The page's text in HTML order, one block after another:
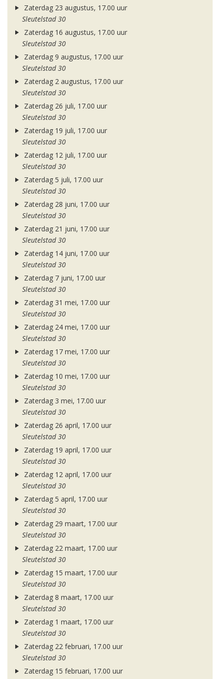
Zaterdag 23 augustus, 17.00 uur
Sleutelstad 30
Zaterdag 16 augustus, 17.00 uur
Sleutelstad 30
Zaterdag 9 augustus, 17.00 uur
Sleutelstad 30
Zaterdag 2 augustus, 17.00 uur
Sleutelstad 30
Zaterdag 26 juli, 17.00 uur
Sleutelstad 30
Zaterdag 19 juli, 17.00 uur
Sleutelstad 30
Zaterdag 12 juli, 17.00 uur
Sleutelstad 30
Zaterdag 5 juli, 17.00 uur
Sleutelstad 30
Zaterdag 28 juni, 17.00 uur
Sleutelstad 30
Zaterdag 21 juni, 17.00 uur
Sleutelstad 30
Zaterdag 14 juni, 17.00 uur
Sleutelstad 30
Zaterdag 7 juni, 17.00 uur
Sleutelstad 30
Zaterdag 31 mei, 17.00 uur
Sleutelstad 30
Zaterdag 24 mei, 17.00 uur
Sleutelstad 30
Zaterdag 17 mei, 17.00 uur
Sleutelstad 30
Zaterdag 10 mei, 17.00 uur
Sleutelstad 30
Zaterdag 3 mei, 17.00 uur
Sleutelstad 30
Zaterdag 26 april, 17.00 uur
Sleutelstad 30
Zaterdag 19 april, 17.00 uur
Sleutelstad 30
Zaterdag 12 april, 17.00 uur
Sleutelstad 30
Zaterdag 5 april, 17.00 uur
Sleutelstad 30
Zaterdag 29 maart, 17.00 uur
Sleutelstad 30
Zaterdag 22 maart, 17.00 uur
Sleutelstad 30
Zaterdag 15 maart, 17.00 uur
Sleutelstad 30
Zaterdag 8 maart, 17.00 uur
Sleutelstad 30
Zaterdag 1 maart, 17.00 uur
Sleutelstad 30
Zaterdag 22 februari, 17.00 uur
Sleutelstad 30
Zaterdag 15 februari, 17.00 uur